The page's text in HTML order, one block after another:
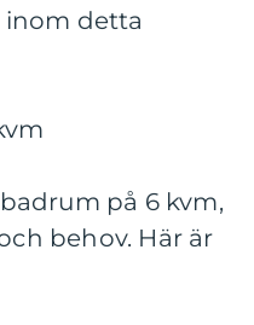
detta
på 6 kvm,
behov. Här är